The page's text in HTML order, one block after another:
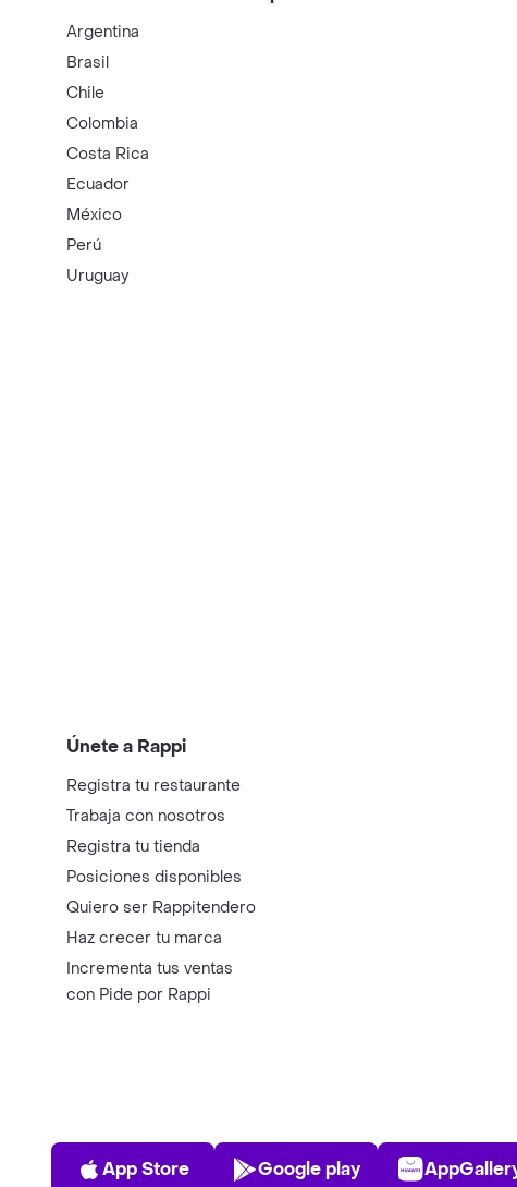
Argentina
Brasil
Chile
Colombia
Costa Rica
Ecuador
México
Perú
Uruguay
Únete a Rappi
Registra tu restaurante
Trabaja con nosotros
Registra tu tienda
Posiciones disponibles
Quiero ser Rappitendero
Haz crecer tu marca
Incrementa tus ventas
con Pide por Rappi
App Store
App Store
Play Store
Google play